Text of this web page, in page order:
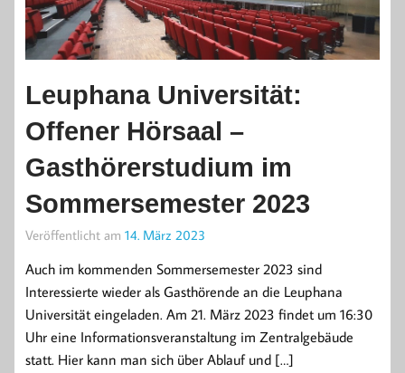
Leuphana Universität:
Offener Hörsaal –
Gasthörerstudium im
Sommersemester 2023
Veröffentlicht am 14. März 2023
Auch im kommenden Sommersemester 2023 sind
Interessierte wieder als Gasthörende an die Leuphana
Universität eingeladen. Am 21. März 2023 findet um 16:30
Uhr eine Informationsveranstaltung im Zentralgebäude
statt. Hier kann man sich über Ablauf und […]